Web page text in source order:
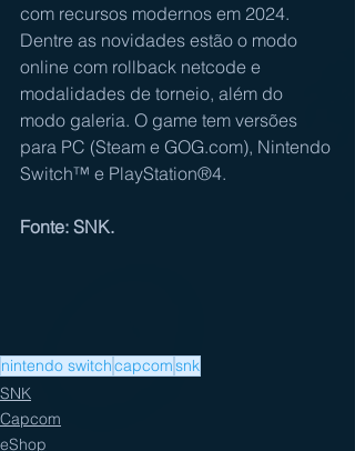
com recursos modernos em 2024.
Dentre as novidades estão o modo
online com rollback netcode e
modalidades de torneio, além do
modo galeria. O game tem versões
para PC (Steam e GOG.com), Nintendo
Switch™ e PlayStation®4.
Fonte: SNK.
nintendo switchcapcomsnk
SNK
Capcom
eShop